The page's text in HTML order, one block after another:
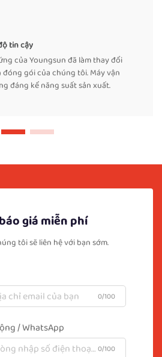
tin cậy
của Youngsun đã làm thay đổi
gói của chúng tôi. Máy vận
đáng kể năng suất sản xuất.
giá miễn phí
tôi sẽ liên hệ với bạn sớm.
0/100
/ WhatsApp
0/100